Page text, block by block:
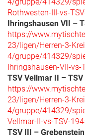
Rothwesten-III-vs-
Ihringshausen VII –
https://
23/ligen/Herren-3-
4/gruppe/414329/
Ihringshausen-VII-vs-
TSV Vellmar II –
https://
23/ligen/Herren-3-
4/gruppe/414329/
Vellmar-II-vs-TSV-
TSV III –